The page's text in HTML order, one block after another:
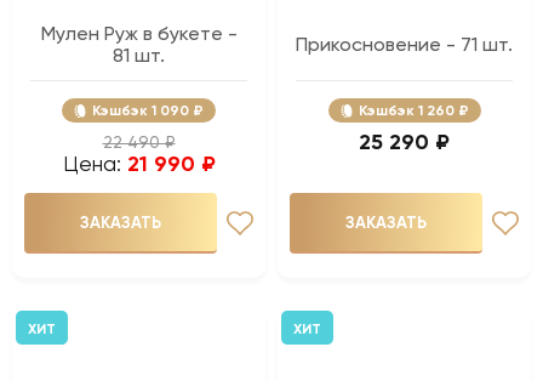
Мулен Руж в букете -
81 шт.
Кэшбэк 1 090 ₽
22 490 ₽
Цена: 21 990 ₽
ЗАКАЗАТЬ
Прикосновение - 71 шт.
Кэшбэк 1 260 ₽
25 290 ₽
ЗАКАЗАТЬ
ХИТ ХИТ